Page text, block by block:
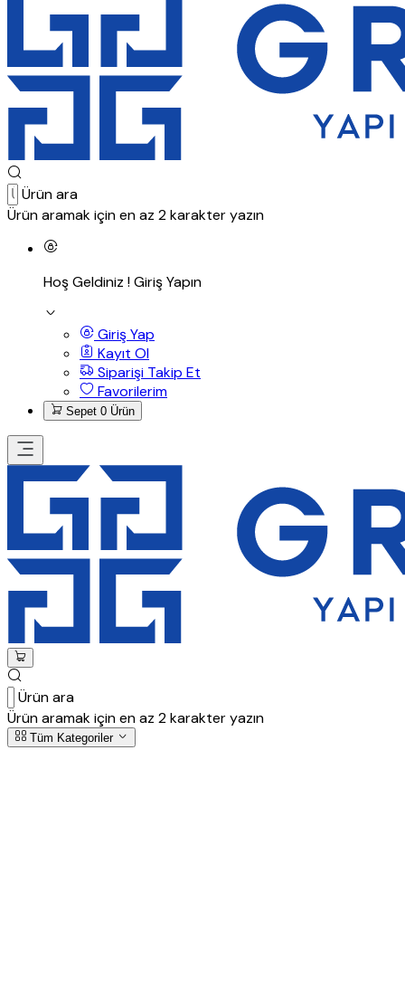
Ürün ara
Ürün aramak için en az 2 karakter yazın
Hoş Geldiniz !Giriş Yapın
Giriş Yap
Kayıt Ol
Siparişi Takip Et
Favorilerim
Sepet 0 Ürün
Ürün ara
Ürün aramak için en az 2 karakter yazın
Tüm Kategoriler